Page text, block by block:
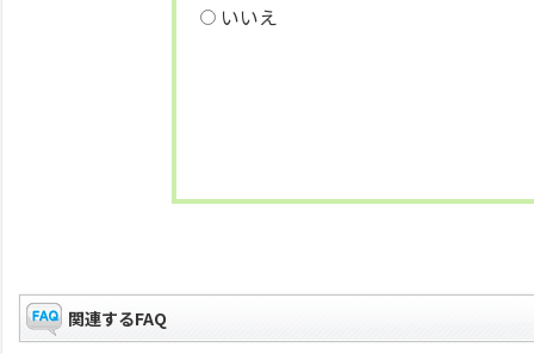
いいえ
関連するFAQ